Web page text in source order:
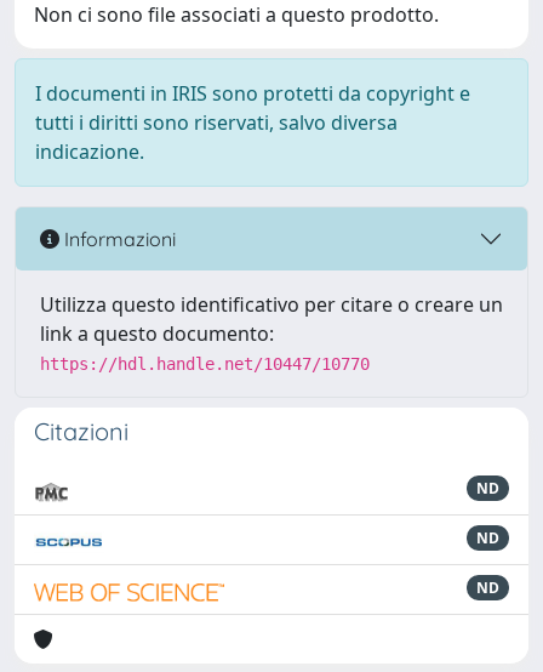
Non ci sono file associati a questo prodotto.
I documenti in IRIS sono protetti da copyright e
tutti i diritti sono riservati, salvo diversa
indicazione.
Informazioni
Utilizza questo identificativo per citare o creare un
link a questo documento:
https://hdl.handle.net/10447/10770
Citazioni
ND
ND
ND